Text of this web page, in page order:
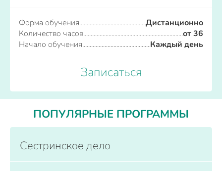
Форма обучения
Дистанционно
Количество часов
от 36
Начало обучения
Каждый день
Записаться
ПОПУЛЯРНЫЕ ПРОГРАММЫ
Сестринское дело